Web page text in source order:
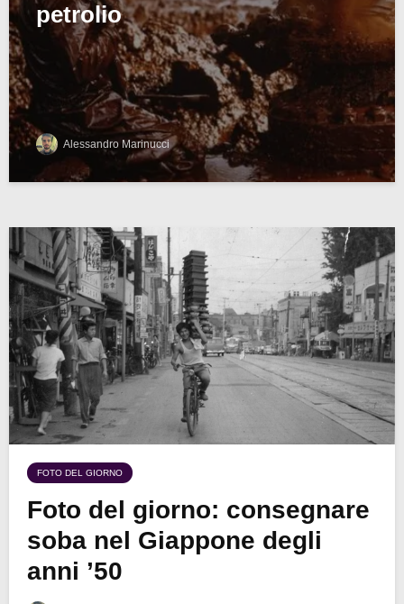
petrolio
Alessandro Marinucci
FOTO DEL GIORNO
Foto del giorno: consegnare
soba nel Giappone degli
anni ’50